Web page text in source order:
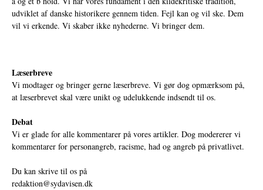
udviklet af danske historikere gennem tiden. Fejl kan og vil ske. Dem
vil vi erkende. Vi skaber ikke nyhederne. Vi bringer dem.
Læserbreve
Vi modtager og bringer gerne læserbreve. Vi gør dog opmærksom på,
at læserbrevet skal være unikt og udelukkende indsendt til os.
Debat
Vi er glade for alle kommentarer på vores artikler. Dog modererer vi
kommentarer for personangreb, racisme, had og angreb på privatlivet.
Du kan skrive til os på
redaktion@sydavisen.dk